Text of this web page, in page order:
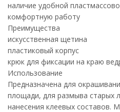
наличие удобной
комфортную работу
Преимущества
искусственная щетина
пластиковый корпус
крюк для фиксации на краю
Использование
Предназначена для
площади, для размыва старых
нанесения клеевых составов.